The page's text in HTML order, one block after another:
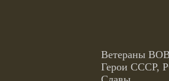
Герои СССР,